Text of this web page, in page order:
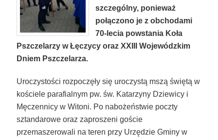
szczególny, ponieważ
połączono je z obchodami
70-lecia powstania Koła
Pszczelarzy w Łęczycy oraz XXIII Wojewódzkim
Dniem Pszczelarza.
Uroczystości rozpoczęły się uroczystą mszą świętą w
kościele parafialnym pw. św. Katarzyny Dziewicy i
Męczennicy w Witoni. Po nabożeństwie poczty
sztandarowe oraz zaproszeni goście
przemaszerowali na teren przy Urzędzie Gminy w